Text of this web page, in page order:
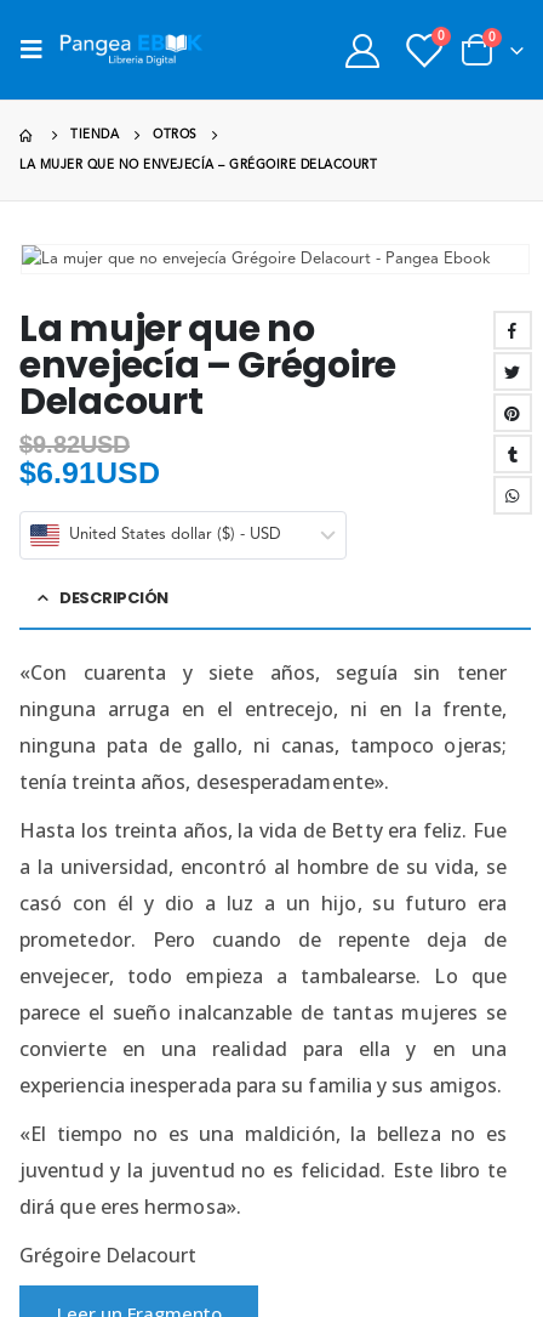
0 0
TIENDA OTROS
LA MUJER QUE NO ENVEJECÍA – GRÉGOIRE DELACOURT
La mujer que no
envejecía – Grégoire
Delacourt
$9.82USD
$6.91USD
United States dollar ($) - USD
DESCRIPCIÓN
«Con cuarenta y siete años, seguía sin tener
ninguna arruga en el entrecejo, ni en la frente,
ninguna pata de gallo, ni canas, tampoco ojeras;
tenía treinta años, desesperadamente».
Hasta los treinta años, la vida de Betty era feliz. Fue
a la universidad, encontró al hombre de su vida, se
casó con él y dio a luz a un hijo, su futuro era
prometedor. Pero cuando de repente deja de
envejecer, todo empieza a tambalearse. Lo que
parece el sueño inalcanzable de tantas mujeres se
convierte en una realidad para ella y en una
experiencia inesperada para su familia y sus amigos.
«El tiempo no es una maldición, la belleza no es
juventud y la juventud no es felicidad. Este libro te
dirá que eres hermosa».
Grégoire Delacourt